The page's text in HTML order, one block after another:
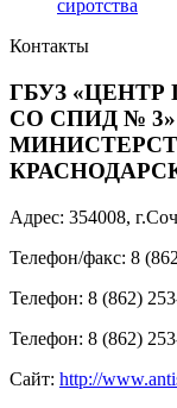
сиротства
Контакты
ГБУЗ
СО СПИД № 3»
Адрес: 354008,
Телефон/факс: 8
Телефон: 8 (862)
Телефон: 8 (862)
Сайт: http://